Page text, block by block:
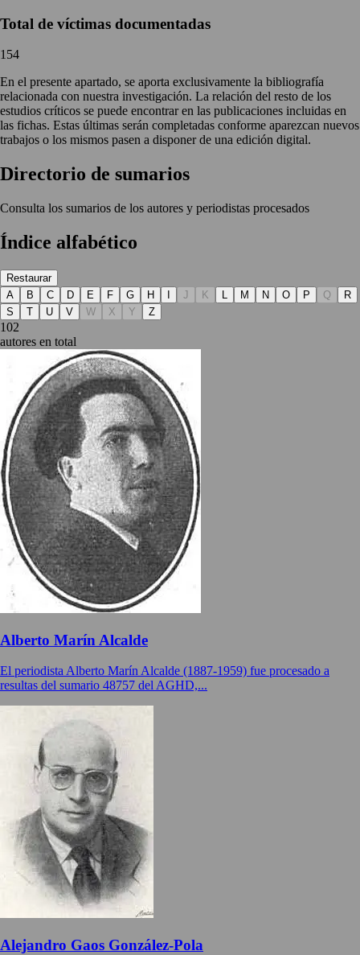
Total de víctimas documentadas
154
En el presente apartado, se aporta exclusivamente la bibliografía
relacionada con nuestra investigación. La relación del resto de los
estudios críticos se puede encontrar en las publicaciones incluidas en
las fichas. Estas últimas serán completadas conforme aparezcan nuevos
trabajos o los mismos pasen a disponer de una edición digital.
Directorio de sumarios
Consulta los sumarios de los autores y periodistas procesados
Índice alfabético
Restaurar
A
B C D E F G H J K M N O P Q
R
S
T U V W X Y Z
102
autores en total
Alberto Marín Alcalde
El periodista Alberto Marín Alcalde (1887-1959) fue procesado a
resultas del sumario 48757 del AGHD,...
Alejandro Gaos González-Pola